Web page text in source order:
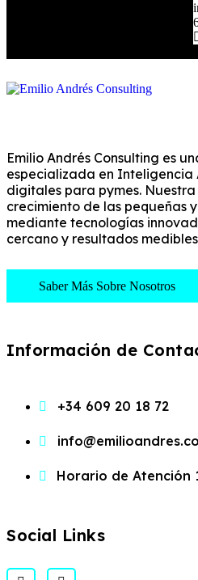
Emilio Andrés Consulting es
especializada en Inteligencia
digitales para pymes. Nuestra
crecimiento de las pequeñas
mediante tecnologías
cercano y resultados
Saber Más Sobre Nosotros
Información de
+34 609 20 18 72
Horario de Atención
Social Links